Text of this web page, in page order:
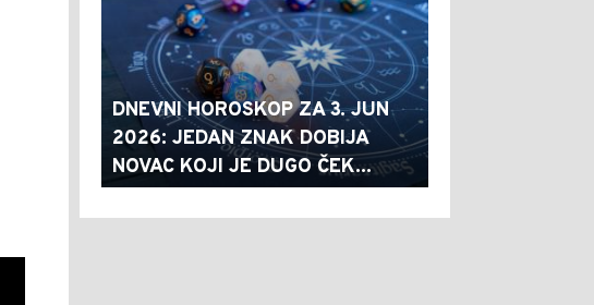
DNEVNI HOROSKOP ZA 3. JUN
2026: JEDAN ZNAK DOBIJA
NOVAC KOJI JE DUGO ČEK...